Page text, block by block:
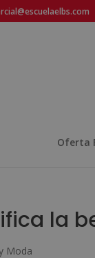
Oferta
la
Moda